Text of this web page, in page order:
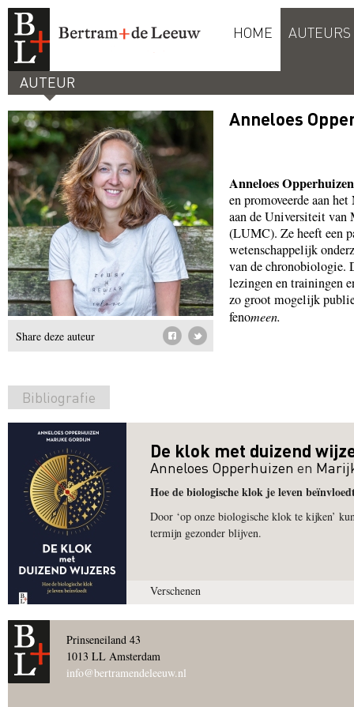
HOME AUTEURS
AUTEUR
Share deze auteur
Anneloes
Anneloes Opperhuizen
en promoveerde aan
aan de Universiteit
(LUMC). Ze heeft een
wetenschappelijk
van de chronobiologie.
lezingen en trainingen
zo groot mogelijk
fenomeen.
Bibliografie
De klok met duizend
Anneloes Opperhuizen en
Hoe de biologische klok je leven
Door ‘op onze biologische klok te kijken’
termijn gezonder blijven.
Verschenen
Prinseneiland 43
1013 LL Amsterdam
info@bertramendeleeuw.nl